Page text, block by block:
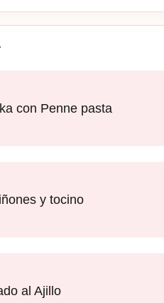
con Penne pasta
y tocino
al Ajillo